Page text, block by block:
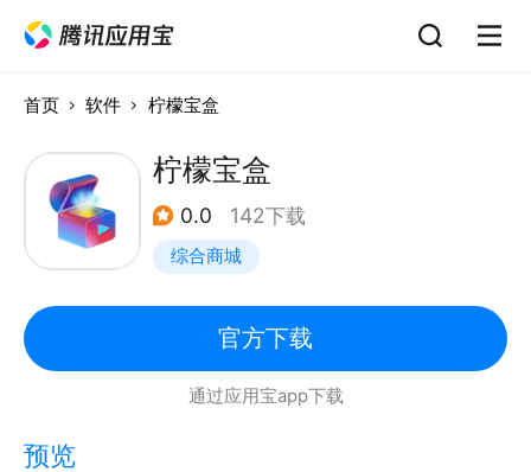
首页 软件 柠檬宝盒
柠檬宝盒
0.0 142下载
综合商城
官方下载
通过应用宝app下载
预览